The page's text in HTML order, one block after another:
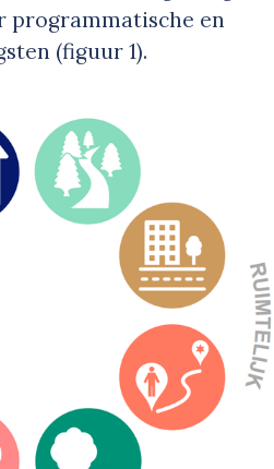
programmatische en
(figuur 1).